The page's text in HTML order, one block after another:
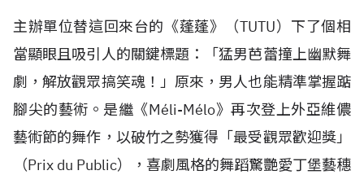
主辦單位替這回來台的《蓬蓬》（TUTU）下了個相
當顯眼且吸引人的關鍵標題：「猛男芭蕾撞上幽默舞
劇，解放觀眾搞笑魂！」原來，男人也能精準掌握踮
腳尖的藝術。是繼《Méli-Mélo》再次登上外亞維儂
藝術節的舞作，以破竹之勢獲得「最受觀眾歡迎獎」
（Prix du Public）
，喜劇風格的舞蹈驚艷愛丁堡藝穗